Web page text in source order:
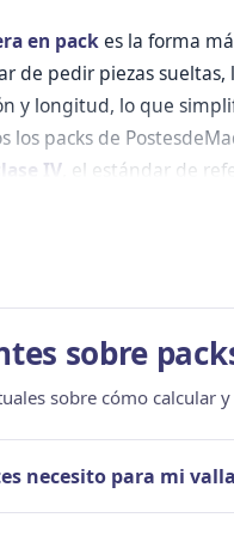
en packes la forma
de pedir piezas
y longitud, lo que
los packs de
IV , el estándar de
necesito?
de tres variables: el
portones y
rectos es:
lineales ÷
sobre
sobre cómo calcular
necesito para mi